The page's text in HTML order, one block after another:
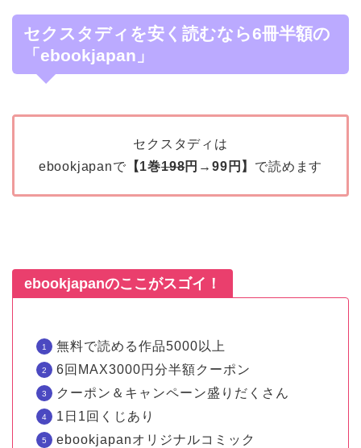
セクスタディを安く読むなら6冊半額の
「ebookjapan」
セクスタディは
ebookjapanで 【1巻198円→99円】 で読めます
ebookjapanのここがスゴイ！
無料で読める作品5000以上
6回MAX3000円分半額クーポン
クーポン＆キャンペーン盛りだくさん
1日1回くじあり
ebookjapanオリジナルコミック